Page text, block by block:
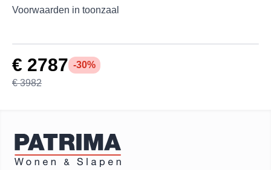
Voorwaarden in toonzaal
€ 2787 -30%
€ 3982